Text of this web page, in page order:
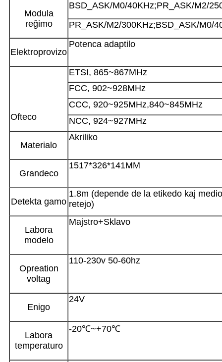
Modula
reĝimo
BSD_ASK/M0/40KHz;PR_ASK/M2/
PR_ASK/M2/300KHz;BSD_ASK/M0/
Elektroprovizo
Potenca adaptilo
Ofteco
ETSI, 865~867MHz
FCC, 902~928MHz
CCC, 920~925MHz,840~845MHz
NCC, 924~927MHz
Materialo
Akriliko
Grandeco
1517*326*141MM
Detekta gamo
1.8m (depende de la etikedo kaj
retejo)
Labora
modelo
Majstro+Sklavo
Opreation
voltag
110-230v 50-60hz
Enigo
24V
Labora
temperaturo
-20℃~+70℃